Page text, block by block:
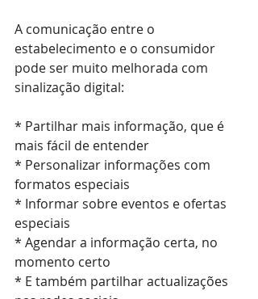
A comunicação entre o
estabelecimento e o consumidor
pode ser muito melhorada com
sinalização digital:
* Partilhar mais informação, que é
mais fácil de entender
* Personalizar informações com
formatos especiais
* Informar sobre eventos e ofertas
especiais
* Agendar a informação certa, no
momento certo
* E também partilhar actualizações